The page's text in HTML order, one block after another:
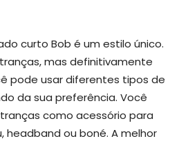
curto Bob é um estilo único.
mas definitivamente
pode usar diferentes tipos de
da sua preferência. Você
como acessório para
headband ou boné. A melhor